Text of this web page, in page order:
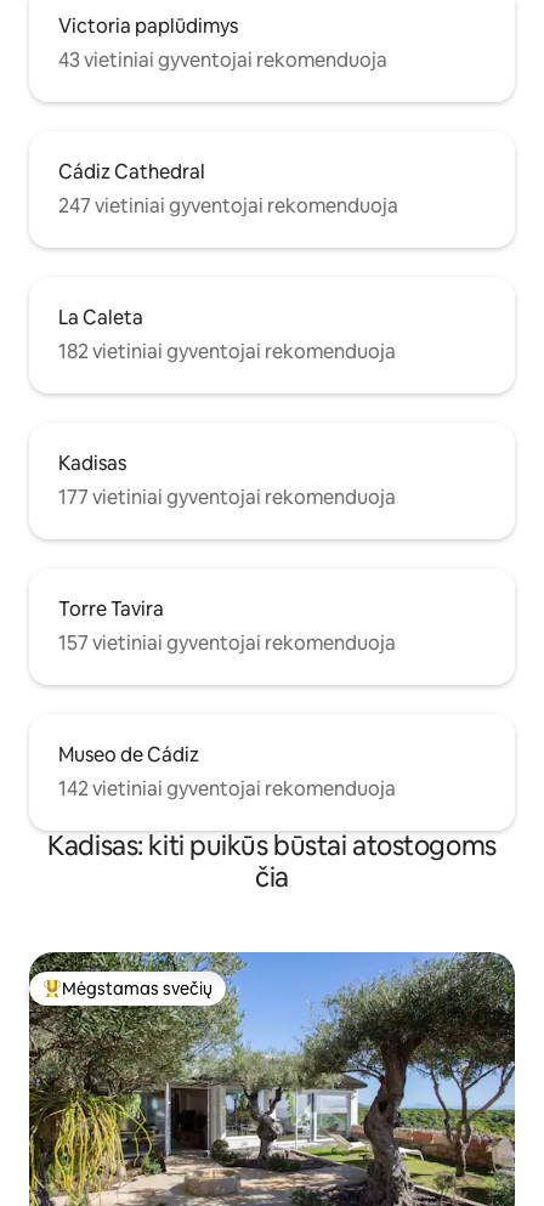
the accommodation.
Victoria paplūdimys
43 vietiniai gyventojai rekomenduoja
Cádiz Cathedral
247 vietiniai gyventojai rekomenduoja
La Caleta
182 vietiniai gyventojai rekomenduoja
Kadisas
177 vietiniai gyventojai rekomenduoja
Torre Tavira
157 vietiniai gyventojai rekomenduoja
Museo de Cádiz
142 vietiniai gyventojai rekomenduoja
Kadisas: kiti puikūs būstai atostogoms
čia
Svečių mėgstamiausias
Mėgstamas svečių